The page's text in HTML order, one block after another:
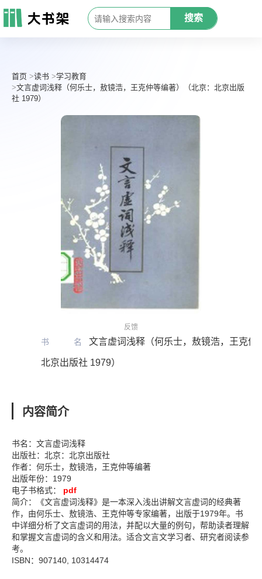
搜索
首页 读书
学习教育
文言虚词浅释（何乐士，敖镜浩，王克仲等编著）（北京：北京出版
社 1979）
反馈
书名 文言虚词浅释（何乐士，敖镜浩，王克仲
北京出版社 1979）
内容简介
书名：文言虚词浅释
出版社：北京：北京出版社
作者：何乐士，敖镜浩，王克仲等编著
出版年份：1979
电子书格式：
pdf
简介：《文言虚词浅释》是一本深入浅出讲解文言虚词的经典著
作，由何乐士、敖镜浩、王克仲等专家编著，出版于1979年。书
中详细分析了文言虚词的用法，并配以大量的例句，帮助读者理解
和掌握文言虚词的含义和用法。适合文言文学习者、研究者阅读参
考。
ISBN：907140, 10314474